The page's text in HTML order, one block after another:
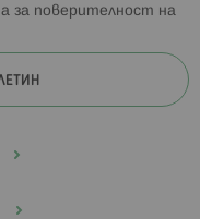
за поверителност на